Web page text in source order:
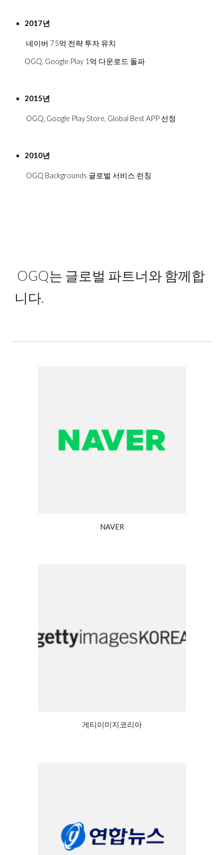
2017년
네이버 75억 전략 투자 유치
OGQ, Google Play 1억 다운로드 돌파
2015년
OGQ, Google Play Store, Global Best APP 선정
2010년
OGQ Backgrounds 글로벌 서비스 런칭
OGQ는 글로벌 파트너와 함께합
니다.
NAVER
게티이미지코리아